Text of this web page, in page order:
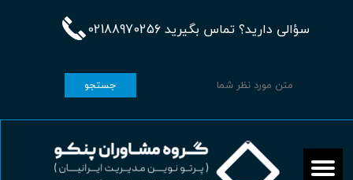
سؤالی دارید؟ تماس بگیرید 02188970256
جستجو